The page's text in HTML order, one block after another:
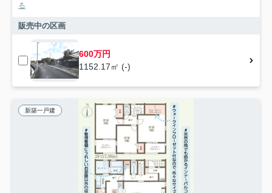
る
販売中の区画
600万円
1152.17㎡ (-)
新築一戸建